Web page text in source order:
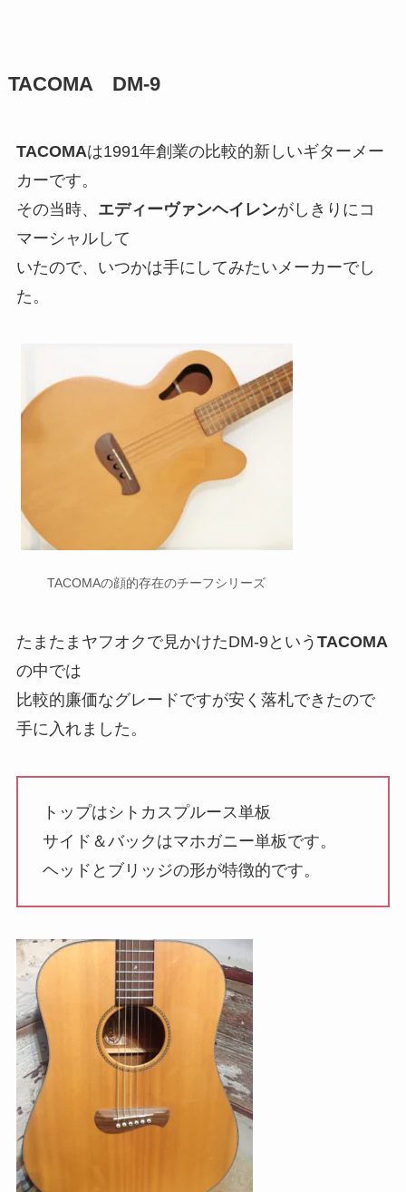
TACOMA DM-9
TACOMAは1991年創業の比較的新しいギターメー
カーです。
その当時、 エディーヴァンヘイレンがしきりにコ
マーシャルして
いたので、いつかは手にしてみたいメーカーでし
た。
TACOMAの顔的存在のチーフシリーズ
たまたまヤフオクで見かけたDM-9という TACOMA
の中では
比較的廉価なグレードですが安く落札できたので
手に入れました。
トップはシトカスプルース単板
サイド＆バックはマホガニー単板です。
ヘッドとブリッジの形が特徴的です。